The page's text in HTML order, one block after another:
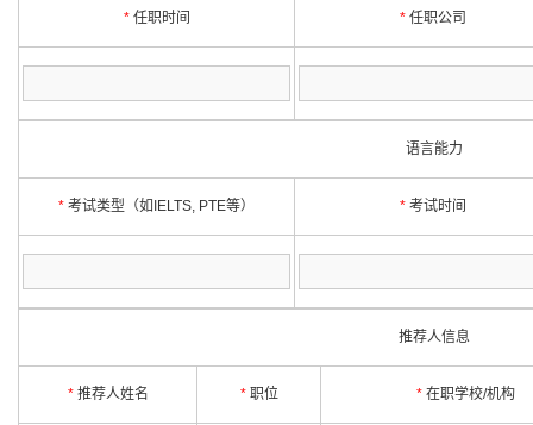
*任职时间 * 任职公司
语言能力
* 考试类型（如IELTS, PTE等） * 考试时间
推荐人信息
*推荐人姓名 *职位 *在职学校/机构